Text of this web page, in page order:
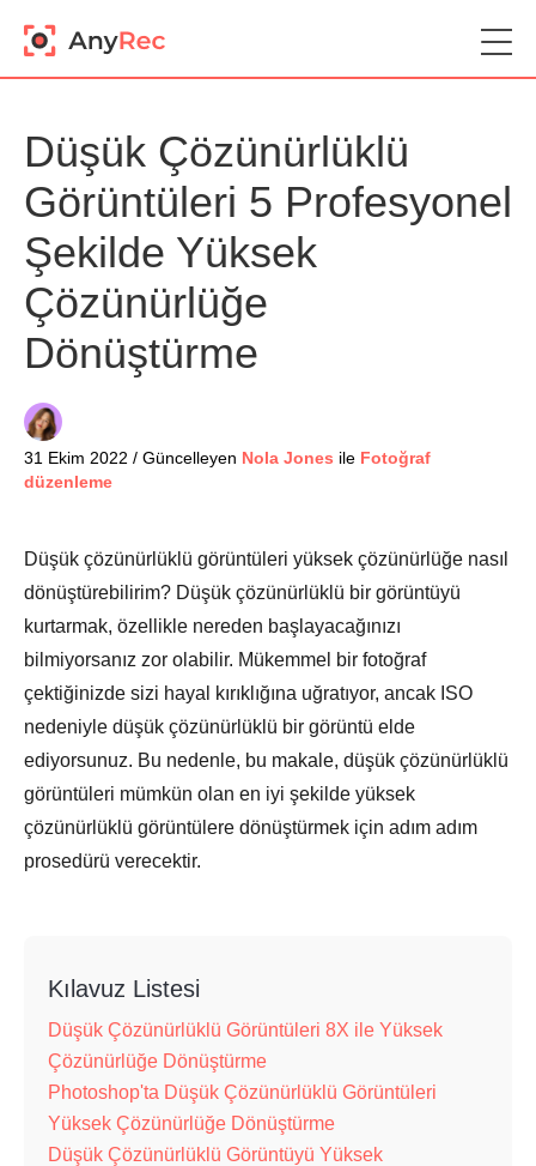
Düşük Çözünürlüklü
Görüntüleri 5 Profesyonel
Şekilde Yüksek
Çözünürlüğe
Dönüştürme
31 Ekim 2022 / Güncelleyen Nola Jones ile Fotoğraf
düzenleme
Düşük çözünürlüklü görüntüleri yüksek çözünürlüğe nasıl
dönüştürebilirim? Düşük çözünürlüklü bir görüntüyü
kurtarmak, özellikle nereden başlayacağınızı
bilmiyorsanız zor olabilir. Mükemmel bir fotoğraf
çektiğinizde sizi hayal kırıklığına uğratıyor, ancak ISO
nedeniyle düşük çözünürlüklü bir görüntü elde
ediyorsunuz. Bu nedenle, bu makale, düşük çözünürlüklü
görüntüleri mümkün olan en iyi şekilde yüksek
çözünürlüklü görüntülere dönüştürmek için adım adım
prosedürü verecektir.
Kılavuz Listesi
Düşük Çözünürlüklü Görüntüleri 8X ile Yüksek
Çözünürlüğe Dönüştürme
Photoshop'ta Düşük Çözünürlüklü Görüntüleri
Yüksek Çözünürlüğe Dönüştürme
Düşük Çözünürlüklü Görüntüyü Yüksek